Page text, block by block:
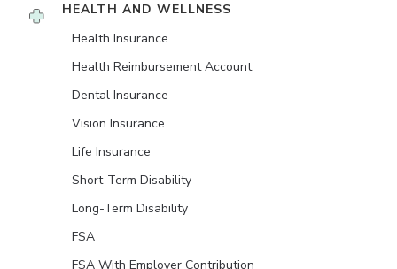
HEALTH AND WELLNESS
Health Insurance
Health Reimbursement Account
Dental Insurance
Vision Insurance
Life Insurance
Short-Term Disability
Long-Term Disability
FSA
FSA With Employer Contribution